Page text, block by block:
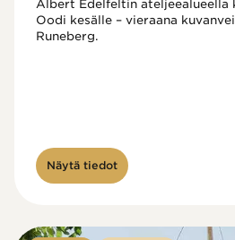
Albert Edelfeltin ateljeealueella
Oodi kesälle – vieraana
Näytä tiedot